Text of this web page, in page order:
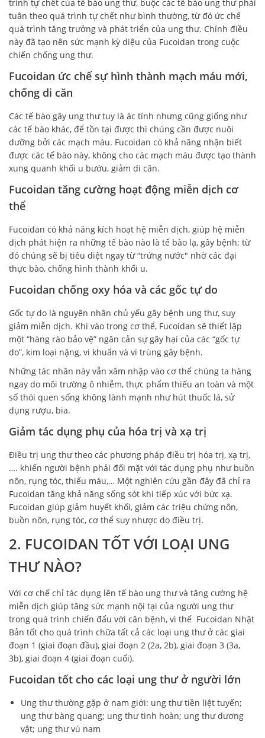
trình tự chết của tế bào ung thư, buộc các tế bào ung thư phải
tuân theo quá trình tự chết như bình thường, từ đó ức chế
quá trình tăng trưởng và phát triển của ung thư. Chính điều
này đã tạo nên sức mạnh kỳ diệu của Fucoidan trong cuộc
chiến chống ung thư.
Fucoidan ức chế sự hình thành mạch máu mới,
chống di căn
Các tế bào gây ung thư tuy là ác tính nhưng cũng giống như
các tế bào khác, để tồn tại được thì chúng cần được nuôi
dưỡng bởi các mạch máu. Fucoidan có khả năng nhận biết
được các tế bào này, không cho các mạch máu được tạo thành
xung quanh khối u bướu, giảm di căn.
Fucoidan tăng cường hoạt động miễn dịch cơ
thể
Fucoidan có khả năng kích hoạt hệ miễn dịch, giúp hệ miễn
dịch phát hiện ra những tế bào nào là tế bào lạ, gây bệnh; từ
đó chúng sẽ bị tiêu diệt ngay từ “trứng nước" nhờ các đại
thực bào, chống hình thành khối u.
Fucoidan chống oxy hóa và các gốc tự do
Gốc tự do là nguyên nhân chủ yếu gây bệnh ung thư, suy
giảm miễn dịch. Khi vào trong cơ thể, Fucoidan sẽ thiết lập
một “hàng rào bảo vệ” ngăn cản sự gây hại của các “gốc tự
do”, kim loại nặng, vi khuẩn và vi trùng gây bệnh.
Những tác nhân này vẫn xâm nhập vào cơ thể chúng ta hàng
ngay do môi trường ô nhiễm, thực phẩm thiếu an toàn và một
số thói quen sống không lành mạnh như hút thuốc lá, sử
dụng rượu, bia.
Giảm tác dụng phụ của hóa trị và xạ trị
Điều trị ung thư theo các phương pháp điều trị hóa trị, xạ trị,
…. khiến người bệnh phải đối mặt với tác dụng phụ như buồn
nôn, rụng tóc, thiếu máu,… Một nghiên cứu gần đây đã chỉ ra
Fucoidan tăng khả năng sống sót khi tiếp xúc với bức xạ.
Fucoidan giúp giảm huyết khối, giảm các triệu chứng nôn,
buồn nôn, rụng tóc, cơ thể suy nhược do điều trị.
2. FUCOIDAN TỐT VỚI LOẠI UNG
THƯ NÀO?
Với cơ chế chỉ tác dụng lên tế bào ung thư và tăng cường hệ
miễn dịch giúp tăng sức mạnh nội tại của người ung thư
trong quá trình chiến đấu với căn bệnh, vì thế Fucoidan Nhật
Bản tốt cho quá trình chữa tất cả các loại ung thư ở các giai
đoạn 1 (giai đoạn đầu), giai đoạn 2 (2a, 2b), giai đoạn 3 (3a,
3b), giai đoạn 4 (giai đoạn cuối).
Fucoidan tốt cho các loại ung thư ở người lớn
Ung thư thường gặp ở nam giới: ung thư tiền liệt tuyến;
ung thư bàng quang; ung thư tinh hoàn; ung thư dương
vật; ung thư vú nam